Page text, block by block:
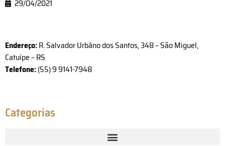
29/04/2021
Endereço:R. Salvador Urbâno dos Santos, 348 – São Miguel,
Catuípe – RS
Telefone:(55) 9 9141-7948
Categorias